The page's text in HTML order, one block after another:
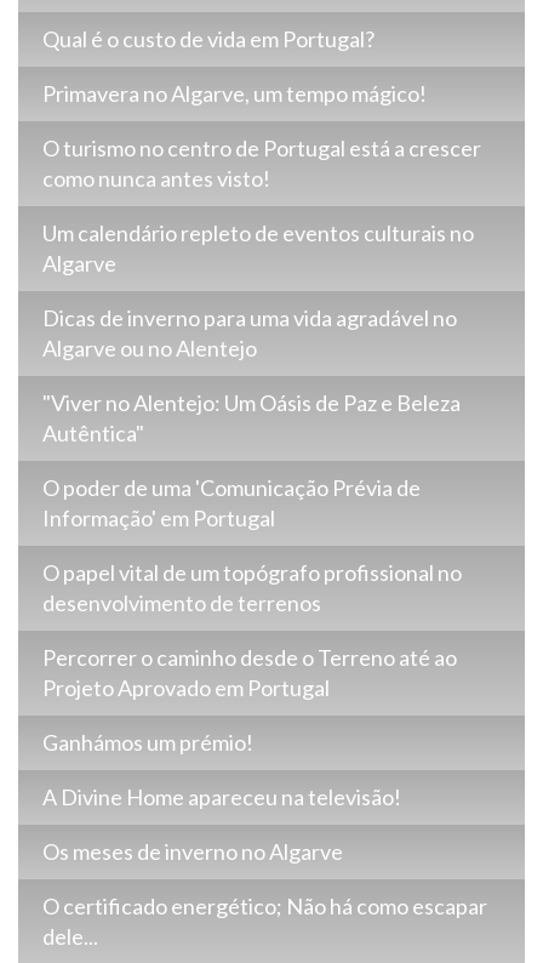
Qual é o custo de vida em Portugal?
Primavera no Algarve, um tempo mágico!
O turismo no centro de Portugal está a crescer
como nunca antes visto!
Um calendário repleto de eventos culturais no
Algarve
Dicas de inverno para uma vida agradável no
Algarve ou no Alentejo
"Viver no Alentejo: Um Oásis de Paz e Beleza
Autêntica"
O poder de uma 'Comunicação Prévia de
Informação' em Portugal
O papel vital de um topógrafo profissional no
desenvolvimento de terrenos
Percorrer o caminho desde o Terreno até ao
Projeto Aprovado em Portugal
Ganhámos um prémio!
A Divine Home apareceu na televisão!
Os meses de inverno no Algarve
O certificado energético; Não há como escapar
dele...